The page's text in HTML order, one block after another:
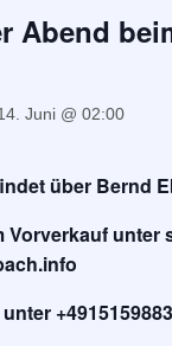
Abend
Juni @ 02:00
über Bernd
Vorverkauf unter